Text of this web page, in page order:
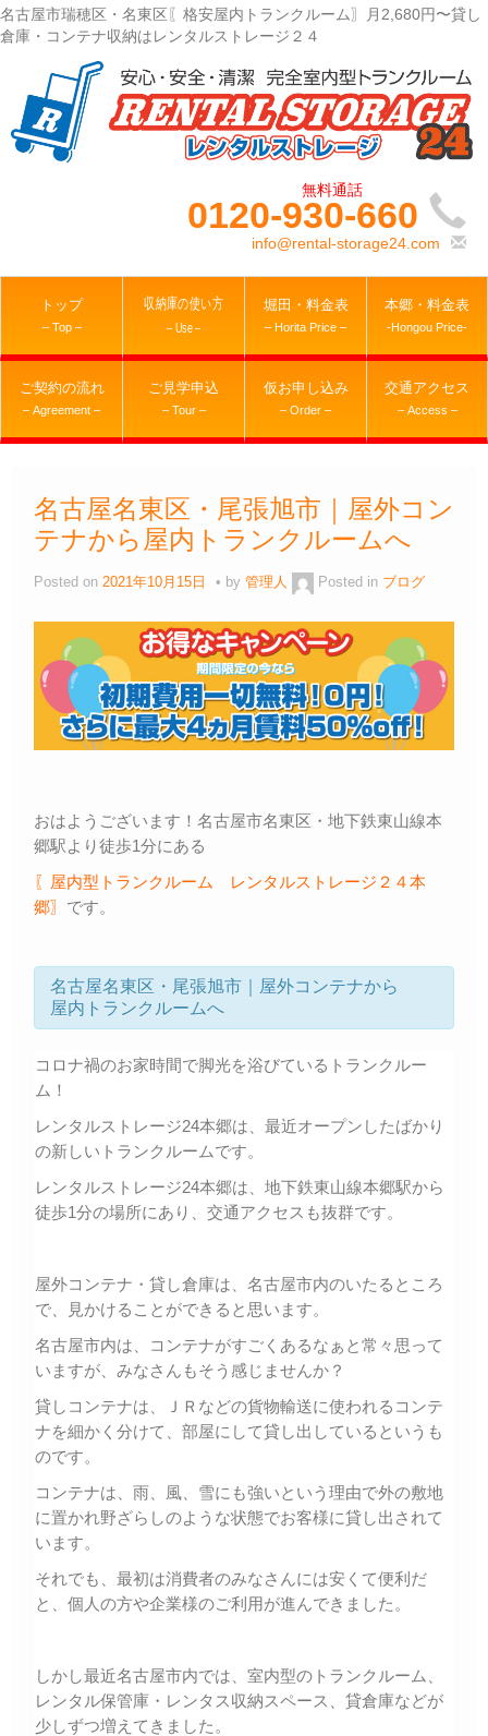
名古屋市瑞穂区・名東区〖格安屋内トランクルーム〗月2,680円〜貸し
倉庫・コンテナ収納はレンタルストレージ２４
0120-930-660
info@rental-storage24.com
トップ
– Top –
収納庫の使い方
– Use –
堀田・料金表
– Horita Price –
本郷・料金表
-Hongou Price-
ご契約の流れ
– Agreement –
ご見学申込
– Tour –
仮お申し込み
– Order –
交通アクセス
– Access –
名古屋名東区・尾張旭市｜屋外コン
テナから屋内トランクルームへ
Posted on 2021年10月15日 by 管理人 Posted in ブログ
おはようございます！名古屋市名東区・地下鉄東山線本
郷駅より徒歩1分にある
〖屋内型トランクルーム レンタルストレージ２４本
郷〗 です。
名古屋名東区・尾張旭市｜屋外コンテナから
屋内トランクルームへ
コロナ禍のお家時間で脚光を浴びているトランクルー
ム！
レンタルストレージ24本郷は、最近オープンしたばかり
の新しいトランクルームです。
レンタルストレージ24本郷は、地下鉄東山線本郷駅から
徒歩1分の場所にあり、交通アクセスも抜群です。
屋外コンテナ・貸し倉庫は、名古屋市内のいたるところ
で、見かけることができると思います。
名古屋市内は、コンテナがすごくあるなぁと常々思って
いますが、みなさんもそう感じませんか？
貸しコンテナは、ＪＲなどの貨物輸送に使われるコンテ
ナを細かく分けて、部屋にして貸し出しているというも
のです。
コンテナは、雨、風、雪にも強いという理由で外の敷地
に置かれ野ざらしのような状態でお客様に貸し出されて
います。
それでも、最初は消費者のみなさんには安くて便利だ
と、個人の方や企業様のご利用が進んできました。
しかし最近名古屋市内では、室内型のトランクルーム、
レンタル保管庫・レンタス収納スペース、貸倉庫などが
少しずつ増えてきました。